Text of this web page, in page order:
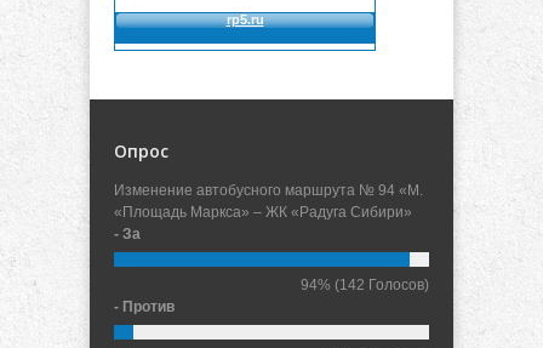
Опрос
Изменение автобусного маршрута № 94 «М.
«Площадь Маркса» – ЖК «Радуга Сибири»
- За
94% (142 Голосов)
- Против